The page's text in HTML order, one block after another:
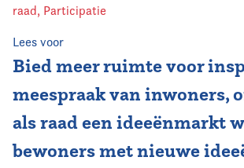
Kennis & Informatie
Vereniging
Contact
raad, Participatie
Lees voor
Bied meer ruimte voor
meespraak van inwoners,
als raad een ideeënmarkt
bewoners met nieuwe